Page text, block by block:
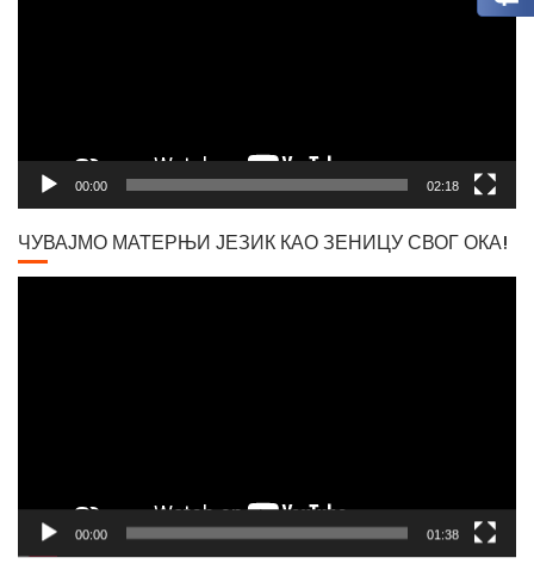
00:00 02:18
ЧУВАЈМО МАТЕРЊИ ЈЕЗИК КАО ЗЕНИЦУ СВОГ ОКА!
00:00 01:38